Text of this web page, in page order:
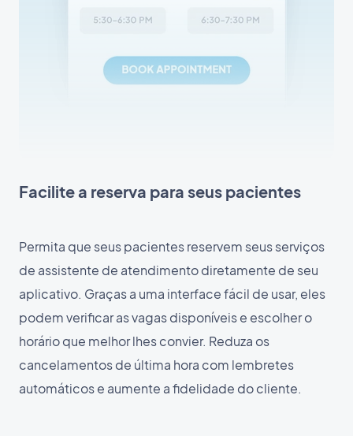
Facilite a reserva para seus pacientes
Permita que seus pacientes reservem seus serviços
de assistente de atendimento diretamente de seu
aplicativo. Graças a uma interface fácil de usar, eles
podem verificar as vagas disponíveis e escolher o
horário que melhor lhes convier. Reduza os
cancelamentos de última hora com lembretes
automáticos e aumente a fidelidade do cliente.